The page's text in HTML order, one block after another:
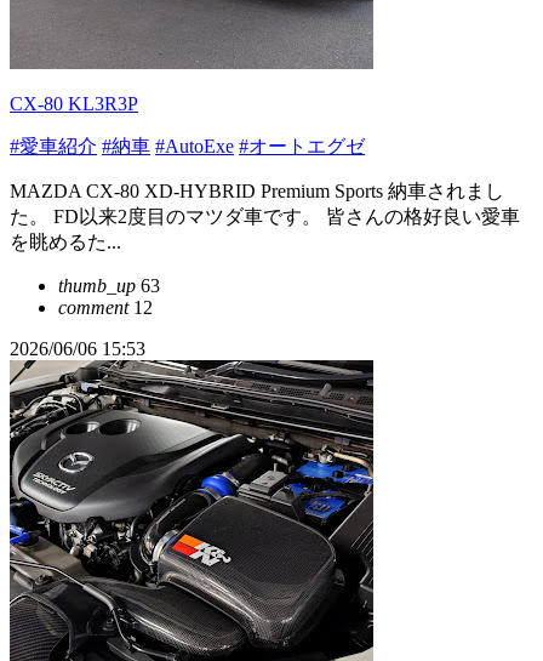
CX-80 KL3R3P
#愛車紹介 #納車 #AutoExe #オートエグゼ
MAZDA CX-80 XD-HYBRID Premium Sports 納車されまし
た。 FD以来2度目のマツダ車です。 皆さんの格好良い愛車
を眺めるた...
thumb_up 63
comment12
2026/06/06 15:53